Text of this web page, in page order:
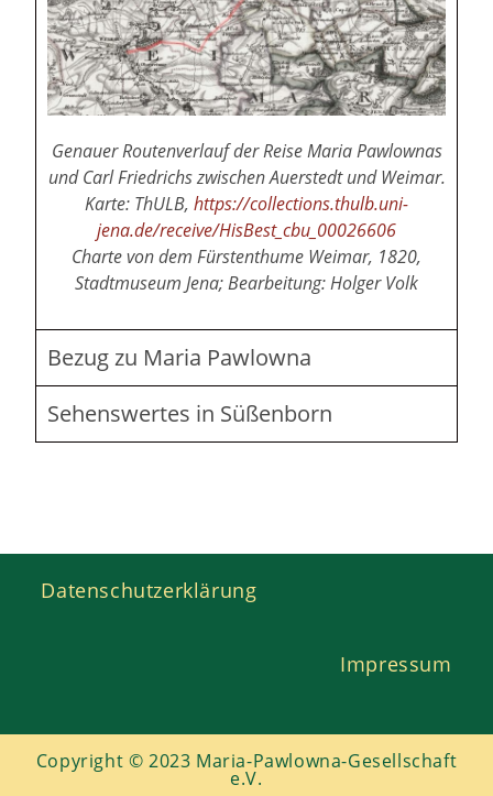
Genauer Routenverlauf der Reise Maria Pawlownas
und Carl Friedrichs zwischen Auerstedt und Weimar.
Karte: ThULB, https://collections.thulb.uni-
jena.de/receive/HisBest_cbu_00026606
Charte von dem Fürstenthume Weimar, 1820,
Stadtmuseum Jena; Bearbeitung: Holger Volk
Bezug zu Maria Pawlowna
Sehenswertes in Süßenborn
Datenschutzerklärung
Impressum
Copyright © 2023 Maria-Pawlowna-Gesellschaft
e.V.